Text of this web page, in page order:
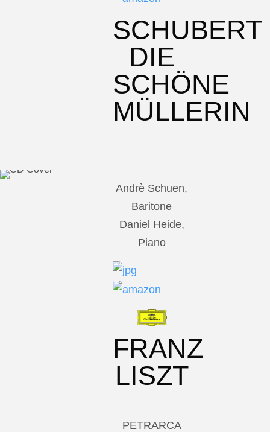
SCHUBERT
DIE
SCHÖNE
MÜLLERIN
Andrè Schuen,
Baritone
Daniel Heide,
Piano
FRANZ
LISZT
PETRARCA